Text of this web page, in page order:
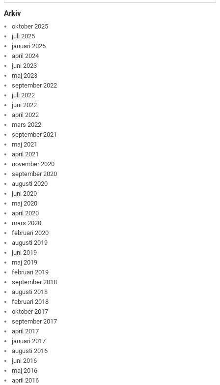
Arkiv
oktober 2025
juli 2025
januari 2025
april 2024
juni 2023
maj 2023
september 2022
juli 2022
juni 2022
april 2022
mars 2022
september 2021
maj 2021
april 2021
november 2020
september 2020
augusti 2020
juni 2020
maj 2020
april 2020
mars 2020
februari 2020
augusti 2019
juni 2019
maj 2019
februari 2019
september 2018
augusti 2018
februari 2018
oktober 2017
september 2017
april 2017
januari 2017
augusti 2016
juni 2016
maj 2016
april 2016